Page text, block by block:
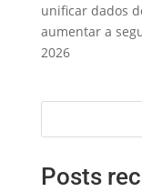
unificar dados
aumentar a
2026
Posts